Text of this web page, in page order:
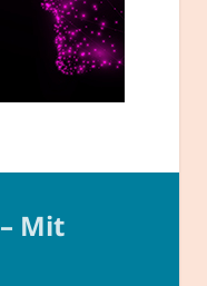
Mit